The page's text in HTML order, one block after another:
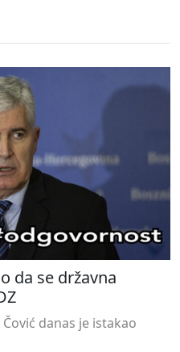
da se državna
danas je istakao